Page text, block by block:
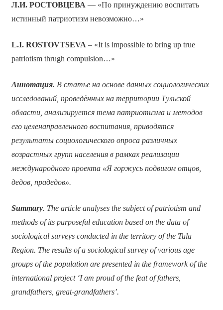
Л.И. РОСТОВЦЕВА — «По принуждению воспитать
истинный патриотизм невозможно…»
L.I. ROSTOVTSEVA – «It is impossible to bring up true
patriotism thrugh compulsion…»
Аннотация. В статье на основе данных социологических
исследований, проведённых на территории Тульской
области, анализируется тема патриотизма и методов
его целенаправленного воспитания, приводятся
результаты социологического опроса различных
возрастных групп населения в рамках реализации
международного проекта «Я горжусь подвигом отцов,
дедов, прадедов».
Summary. The article analyses the subject of patriotism and
methods of its purposeful education based on the data of
sociological surveys conducted in the territory of the Tula
Region. The results of a sociological survey of various age
groups of the population are presented in the framework of the
international project ‘I am proud of the feat of fathers,
grandfathers, great-grandfathers’.